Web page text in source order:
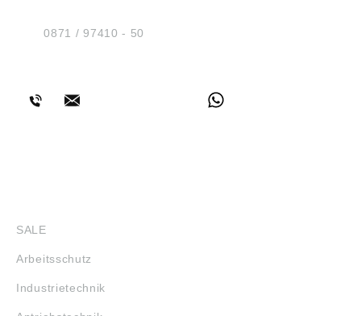
Tel.:0871 / 97410 - 50
SALE
Arbeitsschutz
Industrietechnik